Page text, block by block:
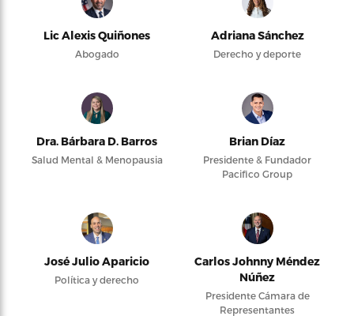
Lic Alexis Quiñones
Abogado
Adriana Sánchez
Derecho y deporte
Dra. Bárbara D. Barros
Salud Mental & Menopausia
Brian Díaz
Presidente & Fundador
Pacifico Group
José Julio Aparicio
Política y derecho
Carlos Johnny Méndez
Núñez
Presidente Cámara de
Representantes